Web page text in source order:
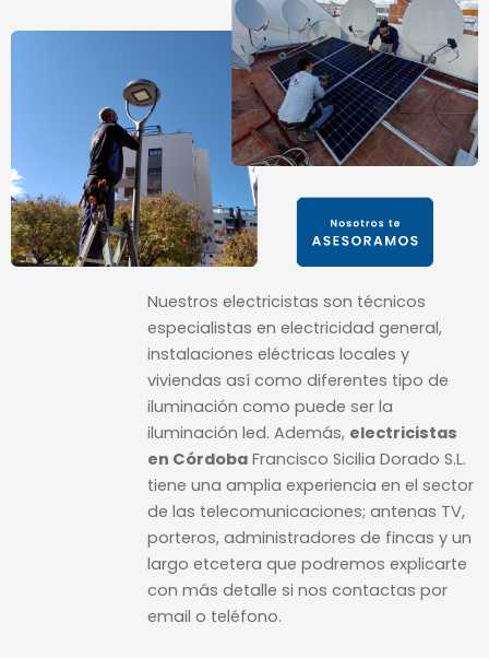
Nuestros electricistas son técnicos
especialistas en electricidad general,
instalaciones eléctricas locales y
viviendas así como diferentes tipo de
iluminación como puede ser la
iluminación led. Además, electricistas
en Córdoba Francisco Sicilia Dorado S.L.
tiene una amplia experiencia en el sector
de las telecomunicaciones; antenas TV,
porteros, administradores de fincas y un
largo etcetera que podremos explicarte
con más detalle si nos contactas por
email o teléfono.